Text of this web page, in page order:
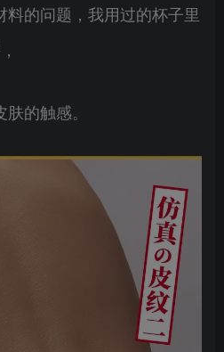
的问题，我用过的杯子里
的触感。